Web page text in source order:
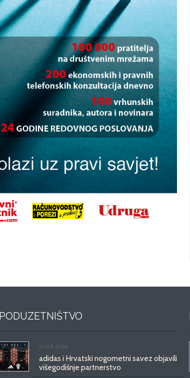
PODUZETNIŠTVO
01.08.2026.
adidas i Hrvatski nogometni savez objavili
višegodišnje partnerstvo